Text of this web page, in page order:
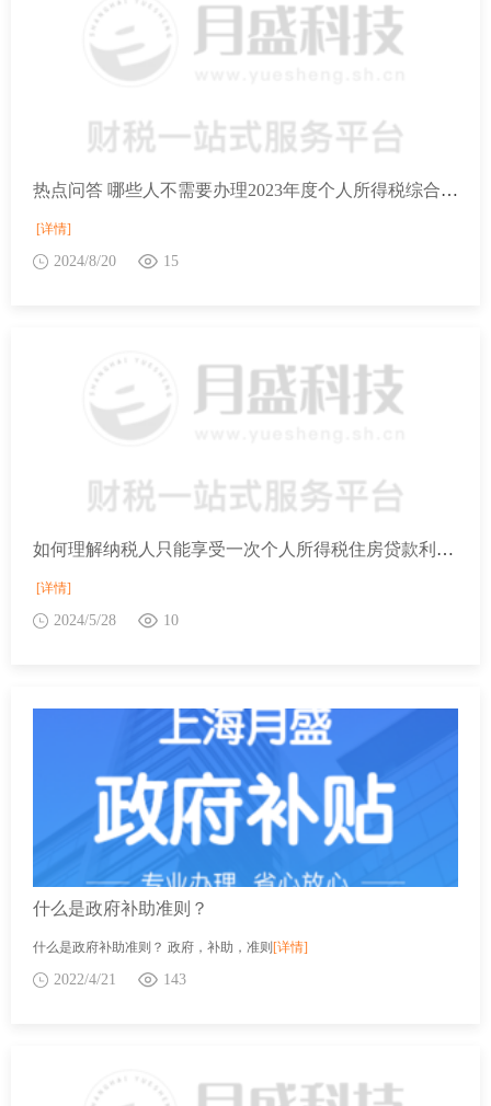
热点问答 哪些人不需要办理2023年度个人所得税综合所得年度汇算？
[详情]
2024/8/20 15
如何理解纳税人只能享受一次个人所得税住房贷款利息专项附加扣除？
[详情]
2024/5/28 10
什么是政府补助准则？
什么是政府补助准则？ 政府，补助，准则 [详情]
2022/4/21 143